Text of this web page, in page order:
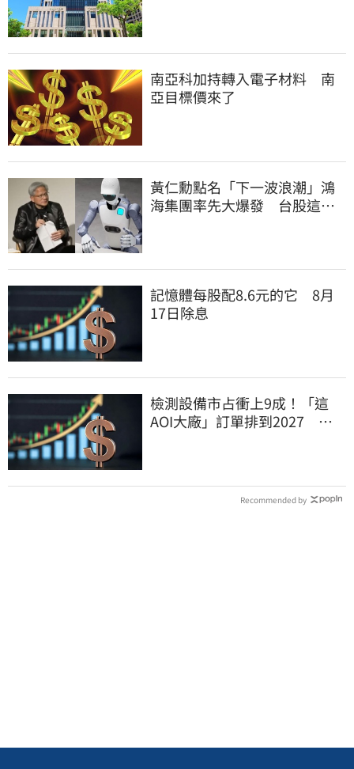
南亞科加持轉入電子材料 南
亞目標價來了
黃仁勳點名「下一波浪潮」鴻
海集團率先大爆發 台股這族
記憶體每股配8.6元的它 8月
17日除息
檢測設備市占衝上9成！「這
AOI大廠」訂單排到2027 目
Recommended by